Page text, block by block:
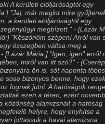
A kerületi elöljáróságtól egy
"Jaj, már megint mire
a kerületi elöljáróságtól egy
megbízott." - [Lázár
"Köszönöm szépen! Arról van
összegben váltsa meg a
[Lázár Mária:] "Igen, igen" erről
miről van itt szó?" -
ön is, sőt naponta
sose bizonyos benne, hogy
fognak jutni. A hatóságok
ezen a téren, ezért
közönség alamizsnáit a hatóság
helyre, hogy enyhítse a
juttassuk a havai alamizsna